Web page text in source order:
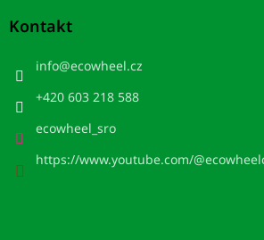
Kontakt
info@ecowheel.cz
+420 603 218 588
ecowheel_sro
https://www.youtube.com/